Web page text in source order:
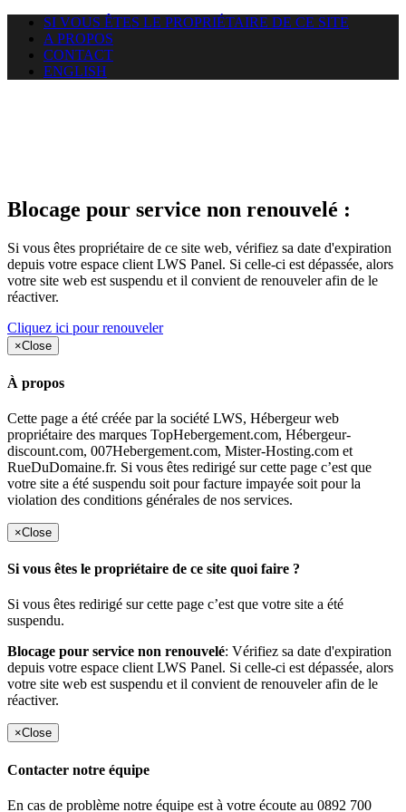
SI VOUS ÊTES LE PROPRIÉTAIRE DE CE SITE
A PROPOS
CONTACT
ENGLISH
Blocage pour service non renouvelé :
Si vous êtes propriétaire de ce site web, vérifiez sa date d'expiration
depuis votre espace client LWS Panel. Si celle-ci est dépassée, alors
votre site web est suspendu et il convient de renouveler afin de le
réactiver.
Cliquez ici pour renouveler
×Close
À propos
Cette page a été créée par la société LWS, Hébergeur web
propriétaire des marques TopHebergement.com, Hébergeur-
discount.com, 007Hebergement.com, Mister-Hosting.com et
RueDuDomaine.fr. Si vous êtes redirigé sur cette page c’est que
votre site a été suspendu soit pour facture impayée soit pour la
violation des conditions générales de nos services.
×Close
Si vous êtes le propriétaire de ce site quoi faire ?
Si vous êtes redirigé sur cette page c’est que votre site a été
suspendu.
Blocage pour service non renouvelé: Vérifiez sa date d'expiration
depuis votre espace client LWS Panel. Si celle-ci est dépassée, alors
votre site web est suspendu et il convient de renouveler afin de le
réactiver.
×Close
Contacter notre équipe
En cas de problème notre équipe est à votre écoute au 0892 700